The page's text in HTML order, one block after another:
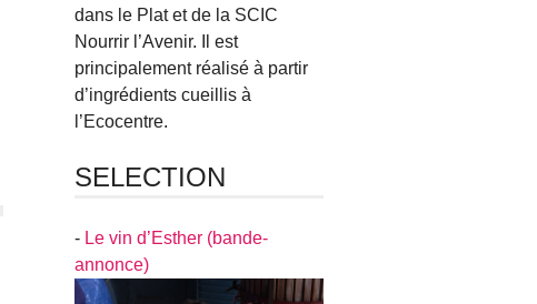
dans le Plat et de la SCIC
Nourrir l’Avenir. Il est
principalement réalisé à partir
d’ingrédients cueillis à
l’Ecocentre.
SELECTION
- Le vin d’Esther (bande-
annonce)